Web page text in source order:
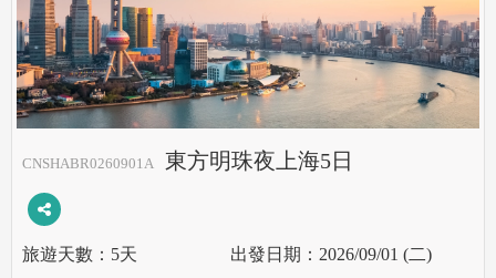
CNSHABR0260901A 東方明珠夜上海5日
5天 2026/09/01 (二)